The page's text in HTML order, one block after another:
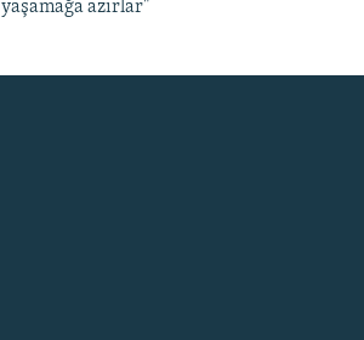
yaşamağa azırlar"